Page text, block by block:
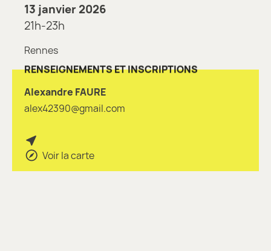
13 janvier 2026
21h-23h
Rennes
RENSEIGNEMENTS ET INSCRIPTIONS
Alexandre FAURE
alex42390@gmail.com
Voir la carte